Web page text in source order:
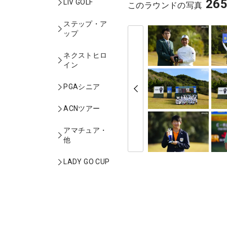
LIV GOLF
ステップ・ア
ップ
ネクストヒロ
イン
PGAシニア
ACNツアー
アマチュア・
他
LADY GO CUP
このラウンドの写真